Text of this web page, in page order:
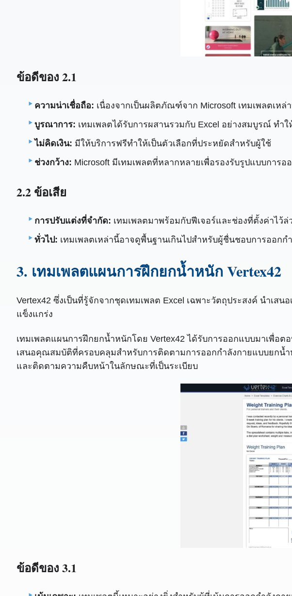
ข้อดีของ 2.1
ความน่าเชื่อถือ: เนื่องจากเป็นผลิตภัณฑ์จาก Microsoft เทมเพลตเห
บูรณาการ: เทมเพลตได้รับการผสานรวมกับ Excel อย่างสมบูรณ์ ทำ
ไม่คิดเงิน: มีให้บริการฟรีทำให้เป็นตัวเลือกที่ประหยัดสำหรับผู้ใช้
ช่วงกว้าง: Microsoft มีเทมเพลตที่หลากหลายเพื่อรองรับรูปแบบการ
2.2 ข้อเสีย
การปรับแต่งที่จำกัด: เทมเพลตมาพร้อมกับฟีเจอร์และช่องที่ตั้งค่าไว้
ทั่วไป: เทมเพลตเหล่านี้อาจดูพื้นฐานเกินไปสำหรับผู้ชื่นชอบการออก
3. เทมเพลตแผนการฝึกยกน้ำหนัก Vertex42
Vertex42 ซึ่งเป็นที่รู้จักจากชุดเทมเพลต Excel เฉพาะวัตถุประสงค์ นำเ
แข็งแกร่ง
เทมเพลตแผนการฝึกยกน้ำหนักโดย Vertex42 ได้รับการออกแบบมาเพื่อ
เสนอคุณสมบัติที่ครอบคลุมสำหรับการติดตามการออกกำลังกายแบบยกน้ำ
และติดตามความคืบหน้าในลักษณะที่เป็นระเบียบ
ข้อดีของ 3.1